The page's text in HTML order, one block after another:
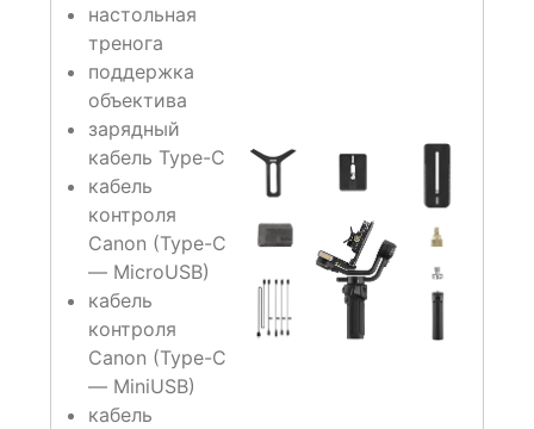
настольная
тренога
поддержка
объектива
зарядный
кабель Type-C
кабель
контроля
Canon (Type-C
— MicroUSB)
кабель
контроля
Canon (Type-C
— MiniUSB)
кабель